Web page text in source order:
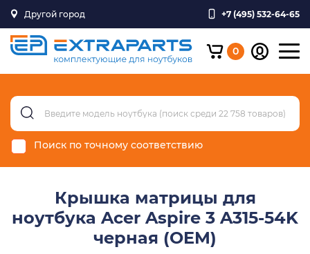
Другой город +7 (495) 532-64-65
0
Поиск по точному соответствию
Крышка матрицы для
ноутбука Acer Aspire 3 A315-54K
черная (OEM)